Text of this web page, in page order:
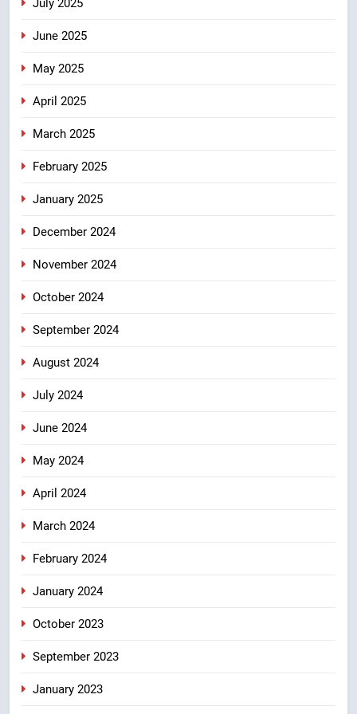
July 2025
June 2025
May 2025
April 2025
March 2025
February 2025
January 2025
December 2024
November 2024
October 2024
September 2024
August 2024
July 2024
June 2024
May 2024
April 2024
March 2024
February 2024
January 2024
October 2023
September 2023
January 2023